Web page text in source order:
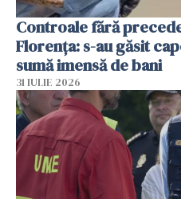
Controale fără
Florența: s-au găsit
sumă imensă de bani
31 IULIE 2026